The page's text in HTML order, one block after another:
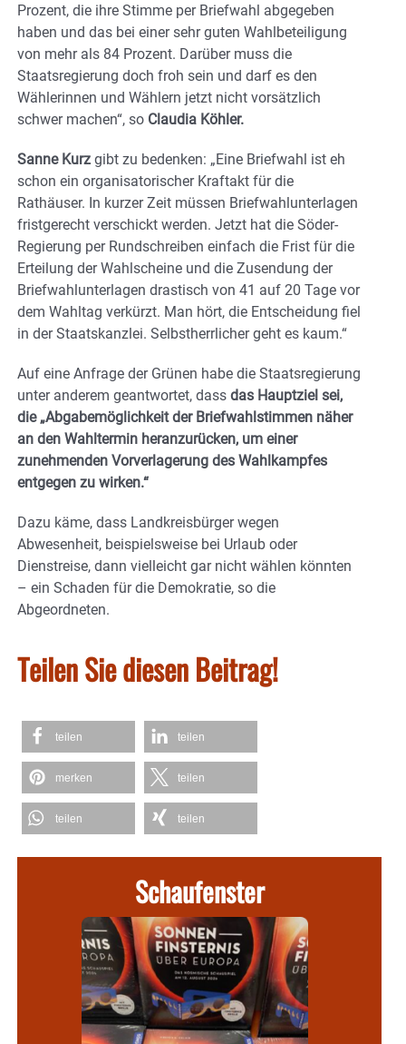
Prozent, die ihre Stimme per Briefwahl abgegeben
haben und das bei einer sehr guten Wahlbeteiligung
von mehr als 84 Prozent. Darüber muss die
Staatsregierung doch froh sein und darf es den
Wählerinnen und Wählern jetzt nicht vorsätzlich
schwer machen“, so Claudia Köhler.
Sanne Kurz gibt zu bedenken: „Eine Briefwahl ist eh
schon ein organisatorischer Kraftakt für die
Rathäuser. In kurzer Zeit müssen Briefwahlunterlagen
fristgerecht verschickt werden. Jetzt hat die Söder-
Regierung per Rundschreiben einfach die Frist für die
Erteilung der Wahlscheine und die Zusendung der
Briefwahlunterlagen drastisch von 41 auf 20 Tage vor
dem Wahltag verkürzt. Man hört, die Entscheidung fiel
in der Staatskanzlei. Selbstherrlicher geht es kaum.“
Auf eine Anfrage der Grünen habe die Staatsregierung
unter anderem geantwortet, dass das Hauptziel sei,
die „Abgabemöglichkeit der Briefwahlstimmen näher
an den Wahltermin heranzurücken, um einer
zunehmenden Vorverlagerung des Wahlkampfes
entgegen zu wirken.“
Dazu käme, dass Landkreisbürger wegen
Abwesenheit, beispielsweise bei Urlaub oder
Dienstreise, dann vielleicht gar nicht wählen könnten
– ein Schaden für die Demokratie, so die
Abgeordneten.
Teilen Sie diesen Beitrag!
teilen teilen
merken teilen
teilen teilen
Schaufenster